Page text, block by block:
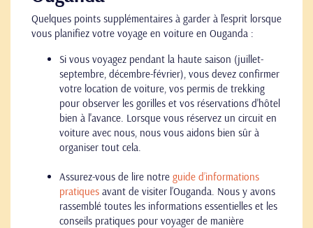
Quelques points supplémentaires à garder à l'esprit lorsque
vous planifiez votre voyage en voiture en Ouganda :
Si vous voyagez pendant la haute saison (juillet-
septembre, décembre-février), vous devez confirmer
votre location de voiture, vos permis de trekking
pour observer les gorilles et vos réservations d'hôtel
bien à l'avance. Lorsque vous réservez un circuit en
voiture avec nous, nous vous aidons bien sûr à
organiser tout cela.
Assurez-vous de lire notre guide d’informations
pratiques avant de visiter l’Ouganda. Nous y avons
rassemblé toutes les informations essentielles et les
conseils pratiques pour voyager de manière